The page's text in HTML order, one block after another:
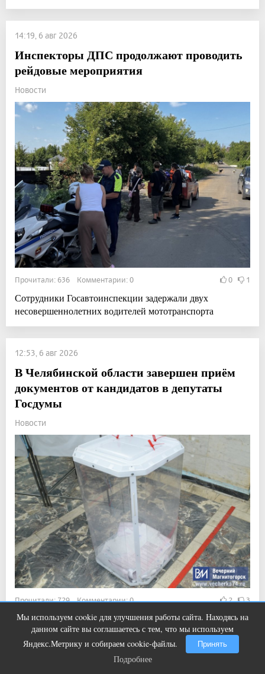
14:19, 6 авг 2026
Инспекторы ДПС продолжают проводить
рейдовые мероприятия
Новости
Прочитали: 636 Комментарии: 0 0 1
Сотрудники Госавтоинспекции задержали двух
несовершеннолетних водителей мототранспорта
12:53, 6 авг 2026
В Челябинской области завершен приём
документов от кандидатов в депутаты
Госдумы
Новости
Прочитали: 729 Комментарии: 0 2 3
Рассказываем, сколько человек подали свои заявки на
участие в выборах
Мы используем cookie для улучшения работы сайта. Находясь на
данном сайте вы соглашаетесь с тем, что мы используем
Яндекс.Метрику и собираем cookie-файлы.
Принять
Подробнее
Ролик длится пару секунд, но вы
будете в шоке от увиденного
Подробнее